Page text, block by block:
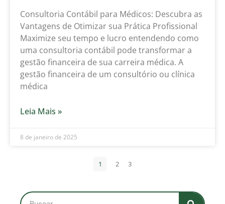
Consultoria Contábil para Médicos: Descubra as
Vantagens de Otimizar sua Prática Profissional
Maximize seu tempo e lucro entendendo como
uma consultoria contábil pode transformar a
gestão financeira de sua carreira médica. A
gestão financeira de um consultório ou clínica
médica
Leia Mais »
8 de janeiro de 2025
1 2 3